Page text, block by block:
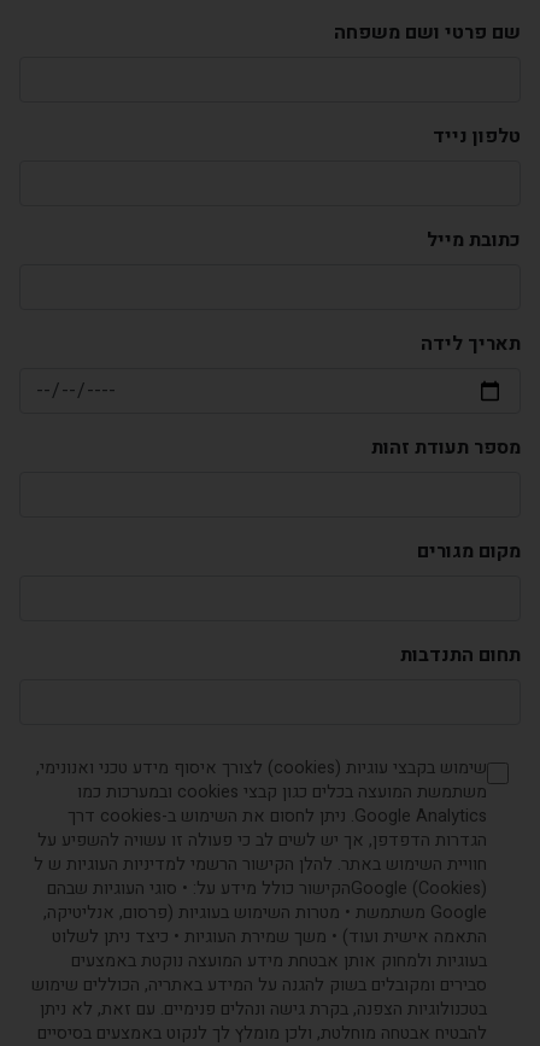
שם פרטי ושם משפחה
טלפון נייד
כתובת מייל
תאריך לידה
מספר תעודת זהות
מקום מגורים
תחום התנדבות
שימוש בקבצי עוגיות (cookies) לצורך איסוף מידע טכני ואנונימי,
משתמשת המועצה בכלים כגון קבצי cookies ובמערכות כמו
Google Analytics. ניתן לחסום את השימוש ב-cookies דרך
הגדרות הדפדפן, אך יש לשים לב כי פעולה זו עשויה להשפיע על
חוויית השימוש באתר. להלן הקישור הרשמי למדיניות העוגיות ש ל
(Cookies) Googleהקישור כולל מידע על: • סוגי העוגיות שבהם
Google משתמשת • מטרות השימוש בעוגיות (פרסום, אנליטיקה,
התאמה אישית ועוד) • משך שמירת העוגיות • כיצד ניתן לשלוט
בעוגיות ולמחוק אותן אבטחת מידע המועצה נוקטת באמצעים
סבירים ומקובלים בשוק להגנה על המידע באתריה, הכוללים שימוש
בטכנולוגיות הצפנה, בקרת גישה ונהלים פנימיים. עם זאת, לא ניתן
להבטיח אבטחה מוחלטת, ולכן מומלץ לך לנקוט באמצעים בסיסיים